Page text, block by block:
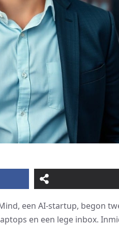
een AI-startup, begon
en een lege inbox.